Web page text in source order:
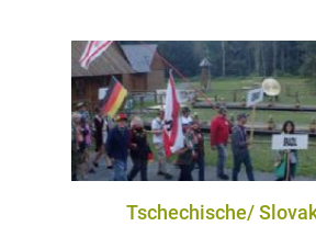
Tschechische/